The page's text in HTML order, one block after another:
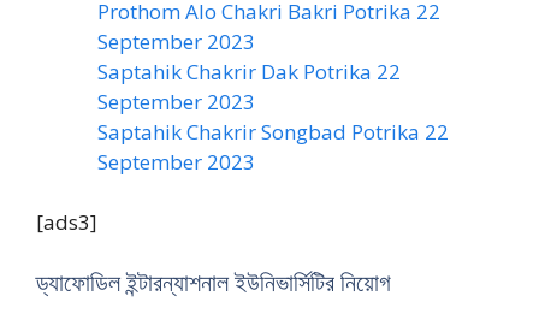
Prothom Alo Chakri Bakri Potrika 22
September 2023
Saptahik Chakrir Dak Potrika 22
‍September 2023
Saptahik Chakrir Songbad Potrika 22
September 2023
[ads3]
ড্যাফোডিল ইন্টারন্যাশনাল ইউনিভার্সিটির নিয়োগ